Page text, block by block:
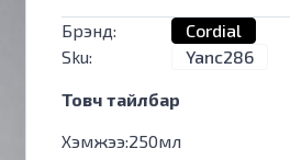
Брэнд:
Cordial
Sku:
Yanc286
Товч тайлбар
Хэмжээ:250мл